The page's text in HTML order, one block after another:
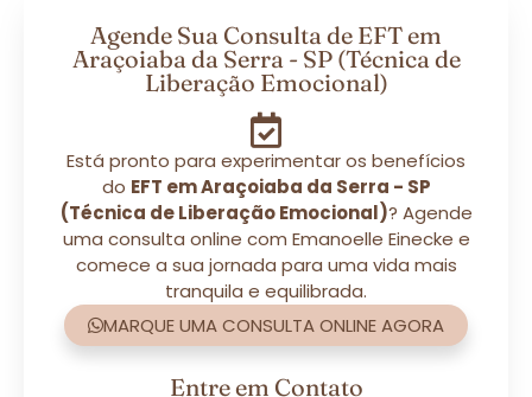
Agende Sua Consulta de EFT em
Araçoiaba da Serra - SP (Técnica de
Liberação Emocional)
Está pronto para experimentar os benefícios
do EFT em Araçoiaba da Serra - SP
(Técnica de Liberação Emocional)? Agende
uma consulta online com Emanoelle Einecke e
comece a sua jornada para uma vida mais
tranquila e equilibrada.
MARQUE UMA CONSULTA ONLINE AGORA
Entre em Contato